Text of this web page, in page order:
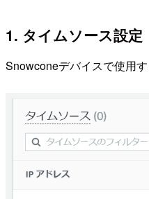
1. タイムソース設定
Snowconeデバイスで使用